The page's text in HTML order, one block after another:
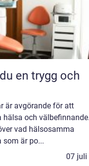
är avgörande för att
och
vad hälsosamma
som är po...
07 juli